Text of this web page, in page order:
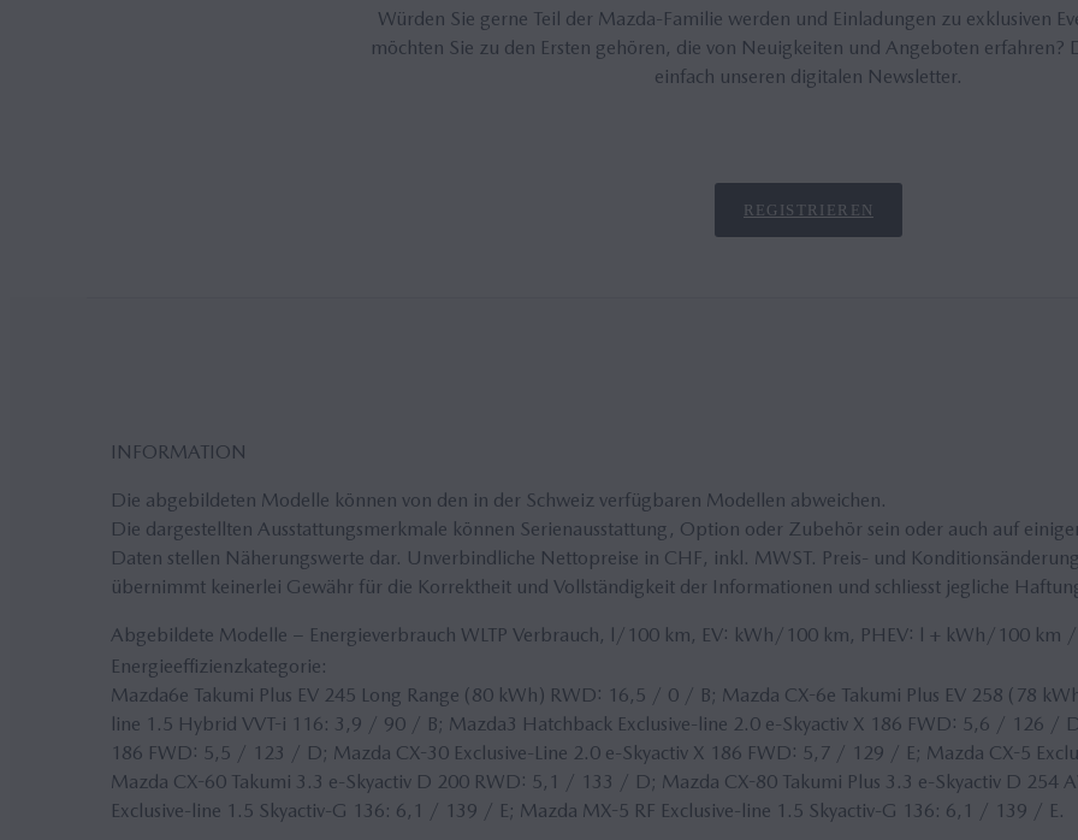
Würden Sie gerne Teil der Mazda-Familie werden und Einladungen zu exklusiven
möchten Sie zu den Ersten gehören, die von Neuigkeiten und Angeboten erfahren?
einfach unseren digitalen Newsletter.
REGISTRIEREN
INFORMATION
Die abgebildeten Modelle können von den in der Schweiz verfügbaren Modellen abweichen.
Die dargestellten Ausstattungsmerkmale können Serienausstattung, Option oder Zubehör sein oder auch auf
Daten stellen Näherungswerte dar. Unverbindliche Nettopreise in CHF, inkl. MWST. Preis- und
übernimmt keinerlei Gewähr für die Korrektheit und Vollständigkeit der Informationen und schliesst jegliche
Abgebildete Modelle − Energieverbrauch WLTP Verbrauch, l/100 km, EV: kWh/100 km, PHEV: l + kWh/100 km
Energieeffizienzkategorie:
Mazda6e Takumi Plus EV 245 Long Range (80 kWh) RWD: 16,5 / 0 / B; Mazda CX-6e Takumi Plus EV 258 (78
line 1.5 Hybrid VVT-i 116: 3,9 / 90 / B; Mazda3 Hatchback Exclusive-line 2.0 e-Skyactiv X 186 FWD: 5,6 / 126 /
186 FWD: 5,5 / 123 / D; Mazda CX-30 Exclusive-Line 2.0 e-Skyactiv X 186 FWD: 5,7 / 129 / E; Mazda CX-5
Mazda CX-60 Takumi 3.3 e-Skyactiv D 200 RWD: 5,1 / 133 / D; Mazda CX-80 Takumi Plus 3.3 e-Skyactiv D
Exclusive-line 1.5 Skyactiv-G 136: 6,1 / 139 / E; Mazda MX-5 RF Exclusive-line 1.5 Skyactiv-G 136: 6,1 / 139 / E.